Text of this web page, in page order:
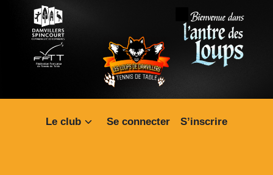
Le club Se connecter S’inscrire